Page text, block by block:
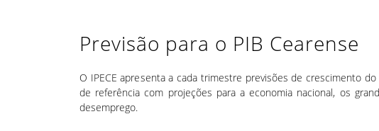
Previsão para o PIB Cearense
O IPECE apresenta a cada trimestre previsões de crescimento
de referência com projeções para a economia nacional, os
desemprego.